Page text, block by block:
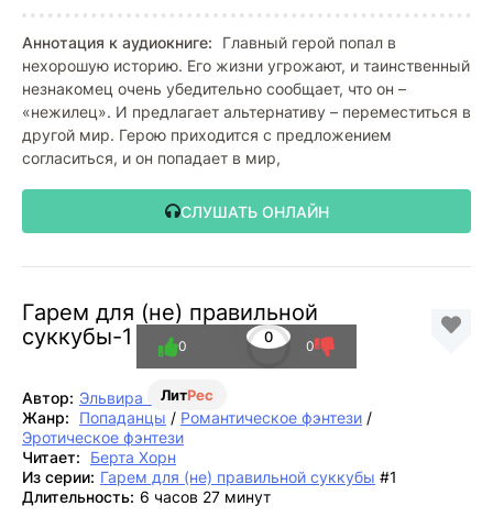
Аннотация к аудиокниге:
Главный герой попал в
нехорошую историю. Его жизни угрожают, и таинственный
незнакомец очень убедительно сообщает, что он –
«нежилец». И предлагает альтернативу – переместиться в
другой мир. Герою приходится с предложением
согласиться, и он попадает в мир,
СЛУШАТЬ ОНЛАЙН
Гарем для (не) правильной
суккубы-1
ЛитРес
0
0 0
Автор: Эльвира Осетина
Жанр:
Попаданцы / Романтическое фэнтези /
Эротическое фэнтези
Читает:
Берта Хорн
Из серии: Гарем для (не) правильной суккубы #1
Длительность: 6 часов 27 минут